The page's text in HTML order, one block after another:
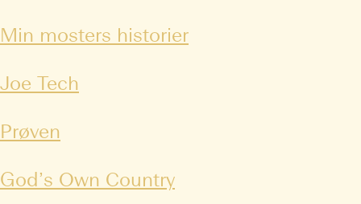
Min mosters historier
Joe Tech
Prøven
God’s Own Country